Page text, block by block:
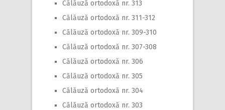
Călăuză ortodoxă nr. 313
Călăuză ortodoxă nr. 311-312
Călăuză ortodoxă nr. 309-310
Călăuză ortodoxă nr. 307-308
Călăuză ortodoxă nr. 306
Călăuză ortodoxă nr. 305
Călăuză ortodoxă nr. 304
Călăuză ortodoxă nr. 303